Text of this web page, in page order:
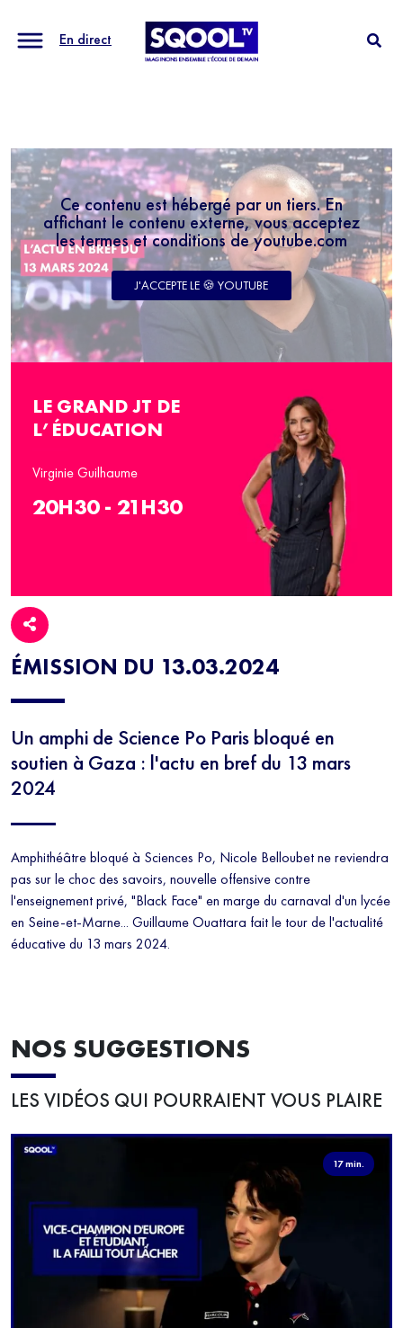
En direct
Ce contenu est hébergé par un tiers. En
affichant le contenu externe, vous acceptez
les termes et conditions de youtube.com
J'ACCEPTE LE 🍪 YOUTUBE
ÉMISSION DU 13.03.2024
Un amphi de Science Po Paris bloqué en
soutien à Gaza : l'actu en bref du 13 mars
2024
Amphithéâtre bloqué à Sciences Po, Nicole Belloubet ne reviendra
pas sur le choc des savoirs, nouvelle offensive contre
l'enseignement privé, "Black Face" en marge du carnaval d'un lycée
en Seine-et-Marne... Guillaume Ouattara fait le tour de l'actualité
éducative du 13 mars 2024.
LE GRAND JT DE
L’ÉDUCATION
Virginie Guilhaume
20H30 - 21H30
NOS SUGGESTIONS
LES VIDÉOS QUI POURRAIENT VOUS PLAIRE
17 min.